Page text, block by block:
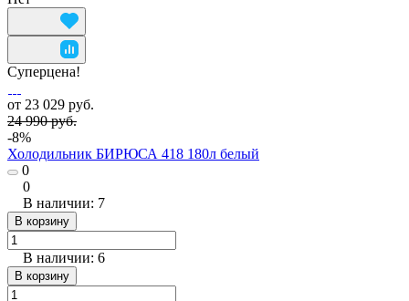
Суперцена!
от 23 029 руб.
24 990 руб.
-8%
Холодильник БИРЮСА 418 180л белый
0
0
В наличии: 7
В корзину
В наличии: 6
В корзину